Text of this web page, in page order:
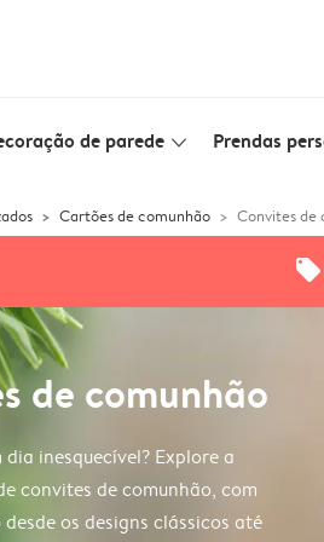
de parede slim_arrow_down Prendas
Cartões de comunhão Convites de
offers
de comunhão
inesquecível? Explore a
convites de comunhão, com
os designs clássicos até